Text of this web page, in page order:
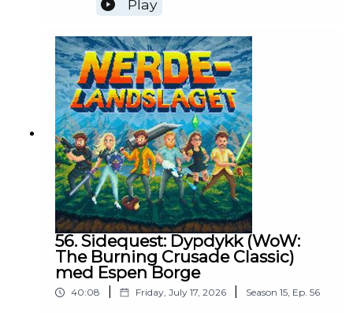
hel sommerspesial til det spillet! Vi dykker
ned i teorier om handling, innhold, maps og
minigames og diskuterer kontroverser som
priser og innholdsgatekeeping 💥 Men: Det
blir selvsagt også Bit For Bit og Korktavle,
så heng med selv om DU tenker å droppe
tidenes største underholdningslansering i
november 😱0:00:00 - Intro0:03:40 - DEN
STORE GTA6-PRATEN0:28:55 - Bit For
Bit0:36:19 - Korktavlen0:45:31 - TAKK FOR
OSS!
Play
56. Sidequest: Dypdykk (WoW:
The Burning Crusade Classic)
med Espen Borge
40:08 Friday, July 17, 2026 Season 15, Ep. 56